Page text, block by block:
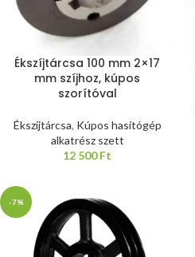
Ékszíjtárcsa 100 mm 2×17
mm szíjhoz, kúpos
szorítóval
Ékszíjtárcsa, Kúpos hasítógép
alkatrész szett
12 500Ft
-7%